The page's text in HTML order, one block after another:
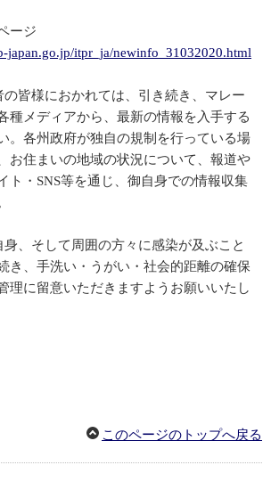
ージ
japan.go.jp/itpr_ja/newinfo_31032020.html
皆様におかれては、引き続き、マレー
種メディアから、最新の情報を入手する
。各州政府が独自の規制を行っている場
お住まいの地域の状況について、報道や
ト・SNS等を通じ、御自身での情報収集
、そして周囲の方々に感染が及ぶこと
き、手洗い・うがい・社会的距離の確保
理に留意いただきますようお願いいたし
このページのトップへ戻る